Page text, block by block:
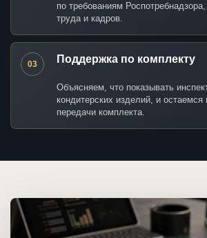
по требованиям
труда и кадров.
03 Поддержка по комплекту
Объясняем, что показывать
кондитерских изделий, и остаемся
передачи комплекта.